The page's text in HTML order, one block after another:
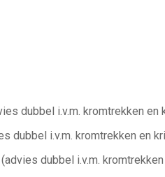
dubbel i.v.m. kromtrekken en
dubbel i.v.m. kromtrekken en
dubbel i.v.m.